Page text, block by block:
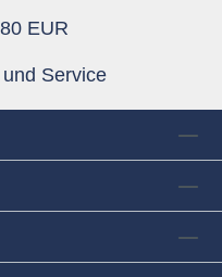
EUR
Service